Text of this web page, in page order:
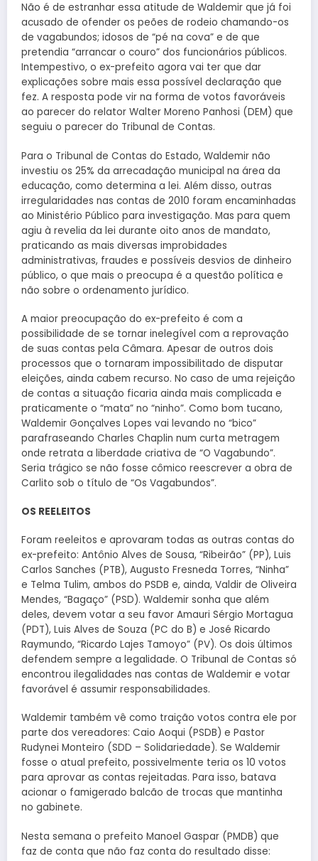
Não é de estranhar essa atitude de Waldemir que já foi
acusado de ofender os peões de rodeio chamando-os
de vagabundos; idosos de “pé na cova” e de que
pretendia “arrancar o couro” dos funcionários públicos.
Intempestivo, o ex-prefeito agora vai ter que dar
explicações sobre mais essa possível declaração que
fez. A resposta pode vir na forma de votos favoráveis
ao parecer do relator Walter Moreno Panhosi (DEM) que
seguiu o parecer do Tribunal de Contas.
Para o Tribunal de Contas do Estado, Waldemir não
investiu os 25% da arrecadação municipal na área da
educação, como determina a lei. Além disso, outras
irregularidades nas contas de 2010 foram encaminhadas
ao Ministério Público para investigação. Mas para quem
agiu à revelia da lei durante oito anos de mandato,
praticando as mais diversas improbidades
administrativas, fraudes e possíveis desvios de dinheiro
público, o que mais o preocupa é a questão política e
não sobre o ordenamento jurídico.
A maior preocupação do ex-prefeito é com a
possibilidade de se tornar inelegível com a reprovação
de suas contas pela Câmara. Apesar de outros dois
processos que o tornaram impossibilitado de disputar
eleições, ainda cabem recurso. No caso de uma rejeição
de contas a situação ficaria ainda mais complicada e
praticamente o “mata” no “ninho”. Como bom tucano,
Waldemir Gonçalves Lopes vai levando no “bico”
parafraseando Charles Chaplin num curta metragem
onde retrata a liberdade criativa de “O Vagabundo”.
Seria trágico se não fosse cômico reescrever a obra de
Carlito sob o título de “Os Vagabundos”.
OS REELEITOS
Foram reeleitos e aprovaram todas as outras contas do
ex-prefeito: Antônio Alves de Sousa, “Ribeirão” (PP), Luis
Carlos Sanches (PTB), Augusto Fresneda Torres, “Ninha”
e Telma Tulim, ambos do PSDB e, ainda, Valdir de Oliveira
Mendes, “Bagaço” (PSD). Waldemir sonha que além
deles, devem votar a seu favor Amauri Sérgio Mortagua
(PDT), Luis Alves de Souza (PC do B) e José Ricardo
Raymundo, “Ricardo Lajes Tamoyo” (PV). Os dois últimos
defendem sempre a legalidade. O Tribunal de Contas só
encontrou ilegalidades nas contas de Waldemir e votar
favorável é assumir responsabilidades.
Waldemir também vê como traição votos contra ele por
parte dos vereadores: Caio Aoqui (PSDB) e Pastor
Rudynei Monteiro (SDD – Solidariedade). Se Waldemir
fosse o atual prefeito, possivelmente teria os 10 votos
para aprovar as contas rejeitadas. Para isso, batava
acionar o famigerado balcão de trocas que mantinha
no gabinete.
Nesta semana o prefeito Manoel Gaspar (PMDB) que
faz de conta que não faz conta do resultado disse: